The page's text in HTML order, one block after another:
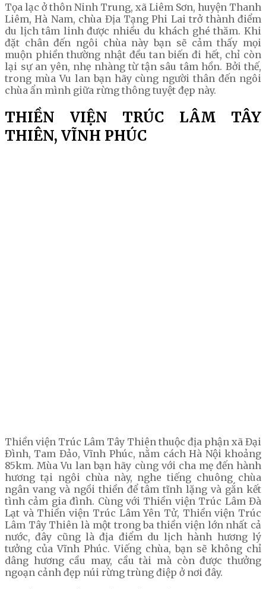
Tọa lạc ở thôn Ninh Trung, xã Liêm Sơn, huyện Thanh
Liêm, Hà Nam, chùa Địa Tạng Phi Lai trở thành điểm
du lịch tâm linh được nhiều du khách ghé thăm. Khi
đặt chân đến ngôi chùa này bạn sẽ cảm thấy mọi
muộn phiền thường nhật đều tan biến đi hết, chỉ còn
lại sự an yên, nhẹ nhàng từ tận sâu tâm hồn. Bởi thế,
trong mùa Vu lan bạn hãy cùng người thân đến ngôi
chùa ẩn mình giữa rừng thông tuyệt đẹp này.
THIỀN VIỆN TRÚC LÂM TÂY
THIÊN, VĨNH PHÚC
Thiền viện Trúc Lâm Tây Thiên thuộc địa phận xã Đại
Đình, Tam Đảo, Vĩnh Phúc, nằm cách Hà Nội khoảng
85km. Mùa Vu lan bạn hãy cùng với cha mẹ đến hành
hương tại ngôi chùa này, nghe tiếng chuông chùa
ngân vang và ngồi thiền để tâm tĩnh lặng và gắn kết
tình cảm gia đình. Cùng với Thiền viện Trúc Lâm Đà
Lạt và Thiền viện Trúc Lâm Yên Tử, Thiền viện Trúc
Lâm Tây Thiên là một trong ba thiền viện lớn nhất cả
nước, đây cũng là địa điểm du lịch hành hương lý
tưởng của Vĩnh Phúc. Viếng chùa, bạn sẽ không chỉ
dâng hương cầu may, cầu tài mà còn được thưởng
ngoạn cảnh đẹp núi rừng trùng điệp ở nơi đây.